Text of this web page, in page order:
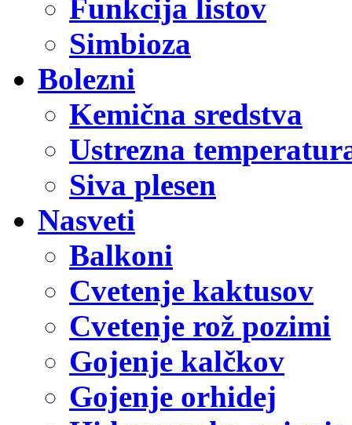
Funkcija listov
Simbioza
Bolezni
Kemična sredstva
Ustrezna
Siva plesen
Nasveti
Balkoni
Cvetenje kaktusov
Cvetenje rož pozimi
Gojenje kalčkov
Gojenje orhidej